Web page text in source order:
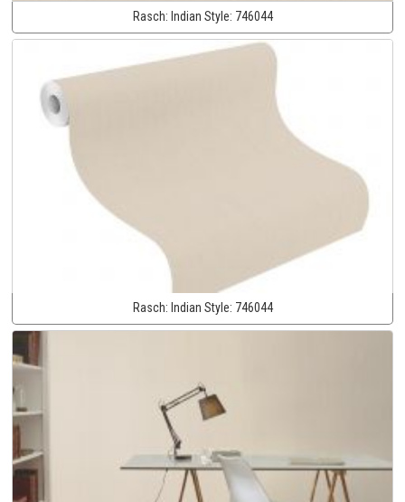
Rasch: Indian Style: 746044
Rasch: Indian Style: 746044